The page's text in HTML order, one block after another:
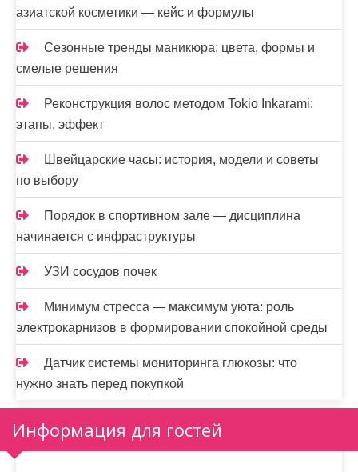
азиатской косметики — кейс и формулы
Сезонные тренды маникюра: цвета, формы и
смелые решения
Реконструкция волос методом Tokio Inkarami:
этапы, эффект
Швейцарские часы: история, модели и советы
по выбору
Порядок в спортивном зале — дисциплина
начинается с инфраструктуры
УЗИ сосудов почек
Минимум стресса — максимум уюта: роль
электрокарнизов в формировании спокойной среды
Датчик системы мониторинга глюкозы: что
нужно знать перед покупкой
Информация для гостей